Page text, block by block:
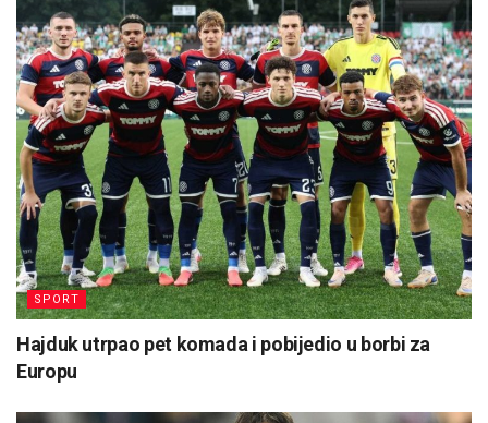
SPORT
Hajduk utrpao pet komada i pobijedio u borbi za
Europu